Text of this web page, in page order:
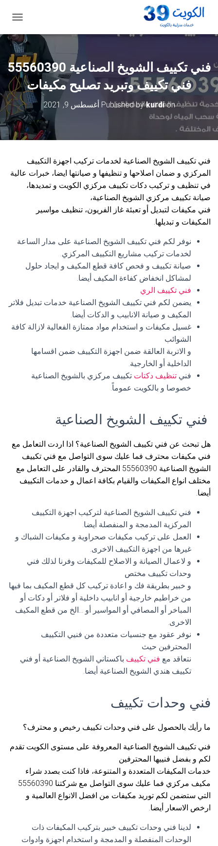
ب
د
ي
ل
ا
ل
ت
ن
ق
ل
فني تكييف الشويخ الصناعية 55560390
فني تكييف وتبريد تصليح مكيفات
Published bykurdion أغسطس 9, 2021
فني تكييف الشويخ الصناعية لخدمات تركيب اجهزة التكييف
المركزي و ضمان اصلاحها و تنظيفها و صيانتها ايضا، خبرات عالية
في تنظيف و تركيب دكات تكييف مركزي الكويت و تمديدها،
صيانة تكييف مركزي الشويخ الصناعية،
فني مكيفات لتبديل أو تعبئة غاز الفريون، تنظيف مواسير
المكيفات و تبديلها.
نوفر لكم فني تكييف الشويخ الصناعية على مدار الساعة
لخدمات تركيب مشاريع التكييف المركزي.
صيانة تكييف و فحص كافة قطع المكيف و ايجاد حلول
لمشاكل انخفاض كفاءة المكيف أيضا.
فني تكييف الري
يضمن لكم فني تكييف الشويخ الصناعية خدمات تبديل فلاتر
المكيف و صيانة الانابيب و الدكات أيضا.
غسيل مكيفات و استخدام مواد ممتازة الفعالية لازالة كافة
الشوائب
و الاتربة العالقة ضمن اجهزة التكييف ضمن اقسامها
الداخلية أو الخارجية.
فني تنظيف دكتات تكييف مركزي بالشويخ الصناعية
خصوصا و بالكويت عموماً.
فني تكييف الشويخ الصناعية
هل تبحث عن فني تكييف الشويخ الصناعية؟ اذا اردت التعامل مع
فني مكيفات محترف فما عليك سوى التواصل مع فني تكييف
الشويخ الصناعية 55560390 المحترف والقادر على التعامل مع
مختلف انواع المكيفات والقيام بكافة اعمال و خدمات التكييف
أيضا.
فني تكييف الشويخ الصناعية لتركيب اجهزة التكييف
المركزية المدمجة و المنفصلة أيضا.
العمل على تركيب مكيفات صحراوية و مكيفات الشباك و
غيرها من اجهزة التكييف الاخرى.
و لاعمال الصيانة و الاصلاح للمكيفات وفرنا لذلك فني
وحدات تكييف مختص
و خبير بطريقة فك و اعادة تركيب كل قطع المكيف بما فيها
من خراطيم خارجية أو انابيب داخلية أو فلاتر أو دكات أو
المباخر أو المصافي أو المواسير أو …الخ من قطع المكيف
الاخرى.
نوفر عقود مع جنسيات متعددة من فنيي التكييف
المحترفين حيث
نتعاقد مع فني تكييف باكستاني الشويخ الصناعية أو فني
تكييف هندي الشويخ الصناعية أيضا.
فني وحدات تكييف
ما رأيك بالحصول على فني وحدات تكييف رخيص و محترف؟
فني تكييف الشويخ الصناعية المعروفة على مستوى الكويت تقدم
لكم و بفضل فنييها المحترفين
خدمات المكيفات المتعددة و المتنوعة، فاذا كنت بصدد شراء
مكيف مركزي فما عليك سوى التواصل مع شركتنا 55560390
التي ستضمن لكم توريد مكيفات من افضل الانواع العالمية و
ارخص الاسعار أيضا.
لدينا فني وحدات تكييف خبير بتركيب المكيفات ذات
الوحدات المنفصلة و المدمجة و استخدام اجهزة وادوات